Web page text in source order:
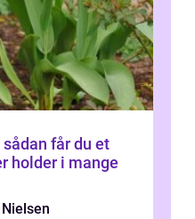
holder i mange